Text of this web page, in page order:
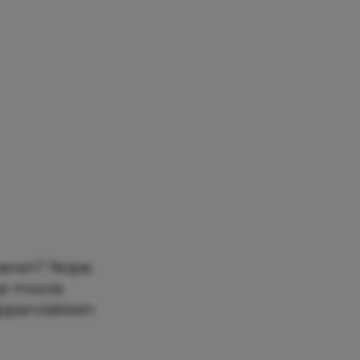
Nope.
mooie